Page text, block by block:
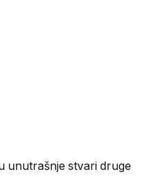
unutrašnje stvari druge